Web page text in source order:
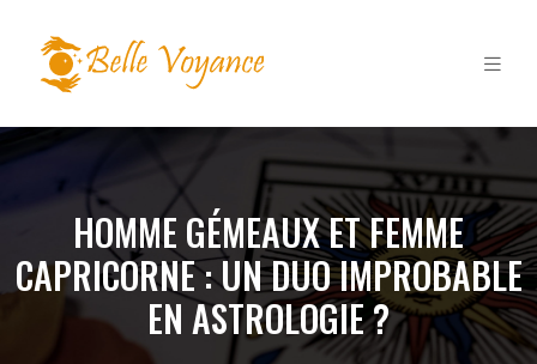
HOMME GÉMEAUX ET FEMME
CAPRICORNE : UN DUO IMPROBABLE
EN ASTROLOGIE ?